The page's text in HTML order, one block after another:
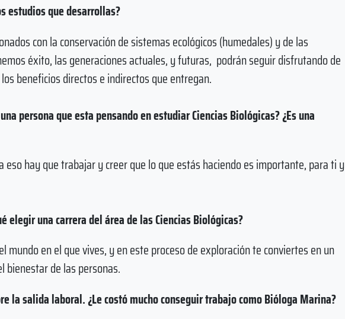
estudios que desarrollas?
con la conservación de sistemas ecológicos (humedales) y de las
éxito, las generaciones actuales, y futuras, podrán seguir disfrutando de
beneficios directos e indirectos que entregan.
persona que esta pensando en estudiar Ciencias Biológicas? ¿Es una
eso hay que trabajar y creer que lo que estás haciendo es importante, para ti y
elegir una carrera del área de las Ciencias Biológicas?
mundo en el que vives, y en este proceso de exploración te conviertes en un
bienestar de las personas.
la salida laboral. ¿Le costó mucho conseguir trabajo como Bióloga Marina?